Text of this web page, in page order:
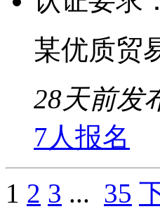
某优质贸
28天前发
7人报名
1 2 3 ... 35